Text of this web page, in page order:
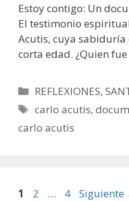
Estoy contigo: Un
El testimonio
Acutis, cuya
corta edad. ¿Quien
Categorías
REFLEXIONES,
Etiquetas
carlo acutis,
carlo acutis
Página
1 Página
2 … Página
4 Siguiente